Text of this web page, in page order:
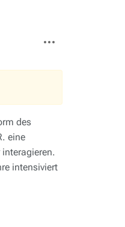
Aktionen
des
eine
intensiviert